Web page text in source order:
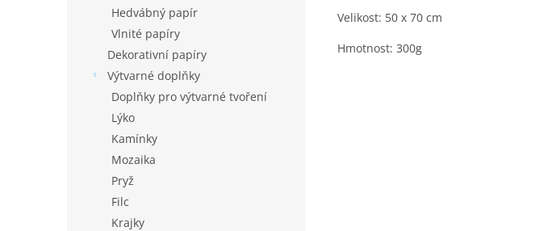
Hedvábný papír
Vlnité papíry
Dekorativní papíry
Výtvarné doplňky
Doplňky pro výtvarné tvoření
Lýko
Kamínky
Mozaika
Pryž
Filc
Krajky
Velikost: 50 x 70 cm
Hmotnost: 300g